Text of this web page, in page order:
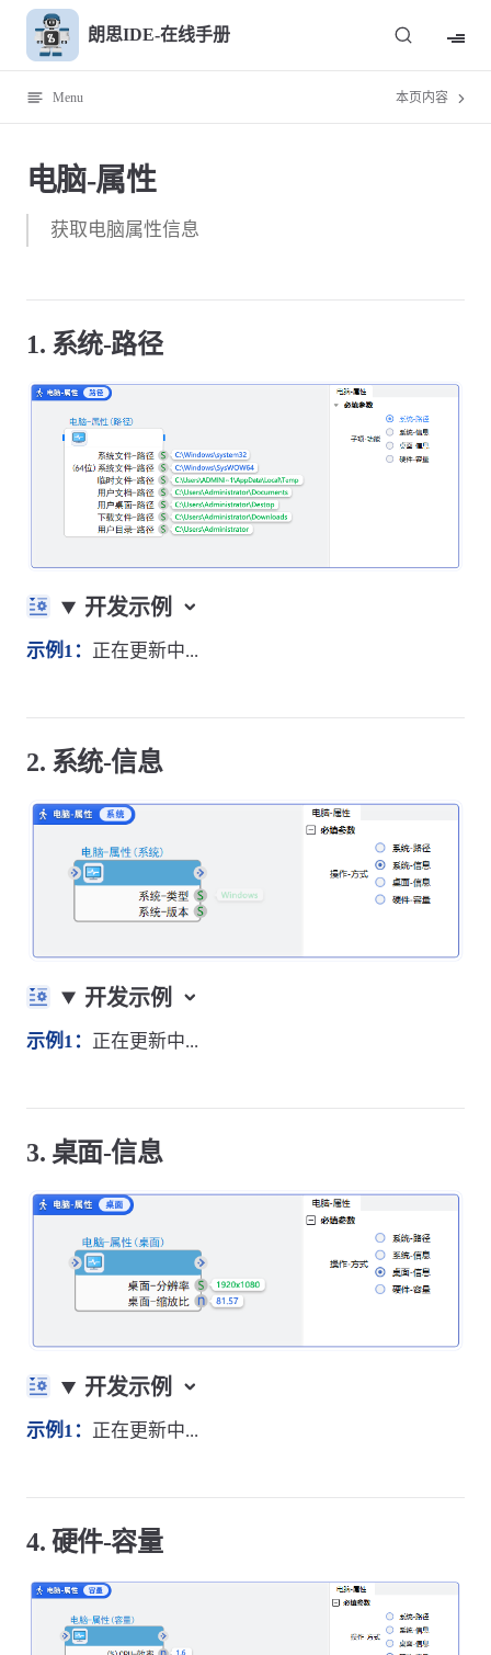
Skip to content朗思IDE-在线手册
Menu 本页内容
电脑-属性
获取电脑属性信息
1. 系统-路径
开发示例
示例1： 正在更新中...
2. 系统-信息
开发示例
示例1： 正在更新中...
3. 桌面-信息
开发示例
示例1： 正在更新中...
4. 硬件-容量